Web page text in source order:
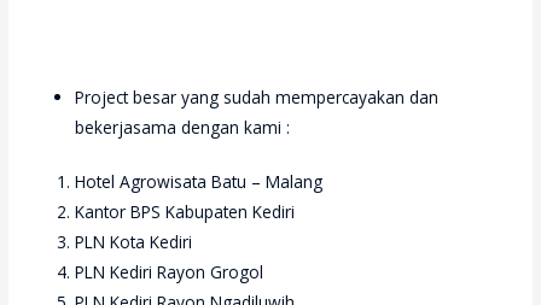
Project besar yang sudah mempercayakan dan
bekerjasama dengan kami :
Hotel Agrowisata Batu – Malang
Kantor BPS Kabupaten Kediri
PLN Kota Kediri
PLN Kediri Rayon Grogol